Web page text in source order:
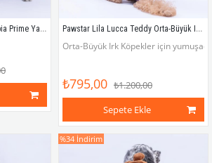
PawStar Kahverengi Colombia Prime Yağmurluk Orta ve Büyük Irklar
Pawstar Lila Lucca Teddy Orta-Büyük Irk Köpek Pofuduk Hoodie Sweatshirt
Orta-Büyük Irk Köpekler için
₺795,00 ₺1.200,00
Sepete Ekle
%34 İndirim